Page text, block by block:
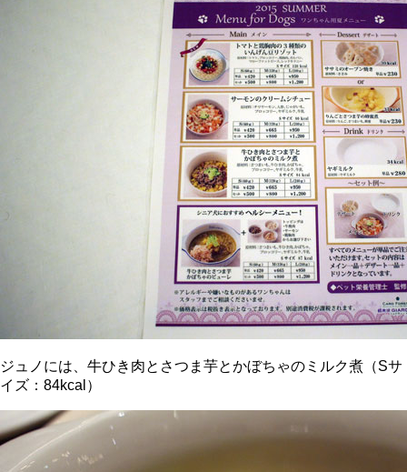
ジュノには、牛ひき肉とさつま芋とかぼちゃのミルク煮（Sサ
イズ：84kcal）